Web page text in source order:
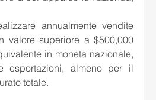
annualmente vendite
valore superiore a $500,000
in moneta nazionale,
esportazioni, almeno per il
totale.